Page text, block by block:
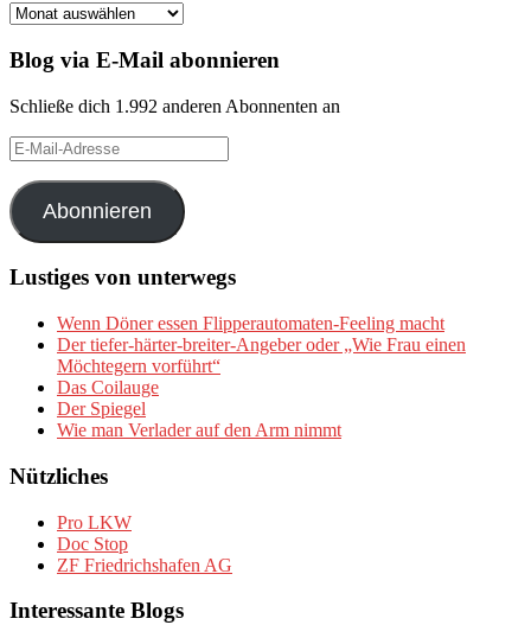
Archiv
Blog via E-Mail abonnieren
Schließe dich 1.992 anderen Abonnenten an
E-
Mail-
Adresse
Abonnieren
Lustiges von unterwegs
Wenn Döner essen Flipperautomaten-Feeling macht
Der tiefer-härter-breiter-Angeber oder „Wie Frau einen
Möchtegern vorführt“
Das Coilauge
Der Spiegel
Wie man Verlader auf den Arm nimmt
Nützliches
Pro LKW
Doc Stop
ZF Friedrichshafen AG
Interessante Blogs